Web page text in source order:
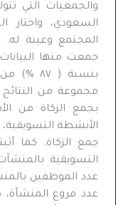
والجمعيات التي
السعودي، واختار
المجتمع وعينة له.
بنسبة (
مجموعة من
بجمع الزكاة من
الأنشطة
جمع الزكاة. كما
التسويقية
عدد الموظفين
عدد فروع